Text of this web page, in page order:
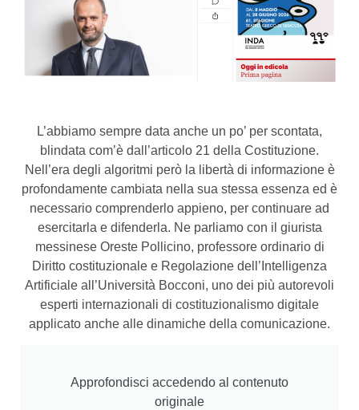
L’abbiamo sempre data anche un po’ per scontata,
blindata com’è dall’articolo 21 della Costituzione.
Nell’era degli algoritmi però la libertà di informazione è
profondamente cambiata nella sua stessa essenza ed è
necessario comprenderlo appieno, per continuare ad
esercitarla e difenderla. Ne parliamo con il giurista
messinese Oreste Pollicino, professore ordinario di
Diritto costituzionale e Regolazione dell’Intelligenza
Artificiale all’Università Bocconi, uno dei più autorevoli
esperti internazionali di costituzionalismo digitale
applicato anche alle dinamiche della comunicazione.
Approfondisci accedendo al contenuto
originale